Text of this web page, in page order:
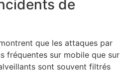
de
que les attaques par
fréquentes sur mobile que sur
sont souvent filtrés